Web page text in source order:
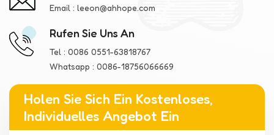
Email : leeon@ahhope.com
Rufen Sie Uns An
Tel : 0086 0551-63818767
Whatsapp : 0086-18756066669
Holen Sie Sich Ein Kostenloses,
Individuelles Angebot Ein